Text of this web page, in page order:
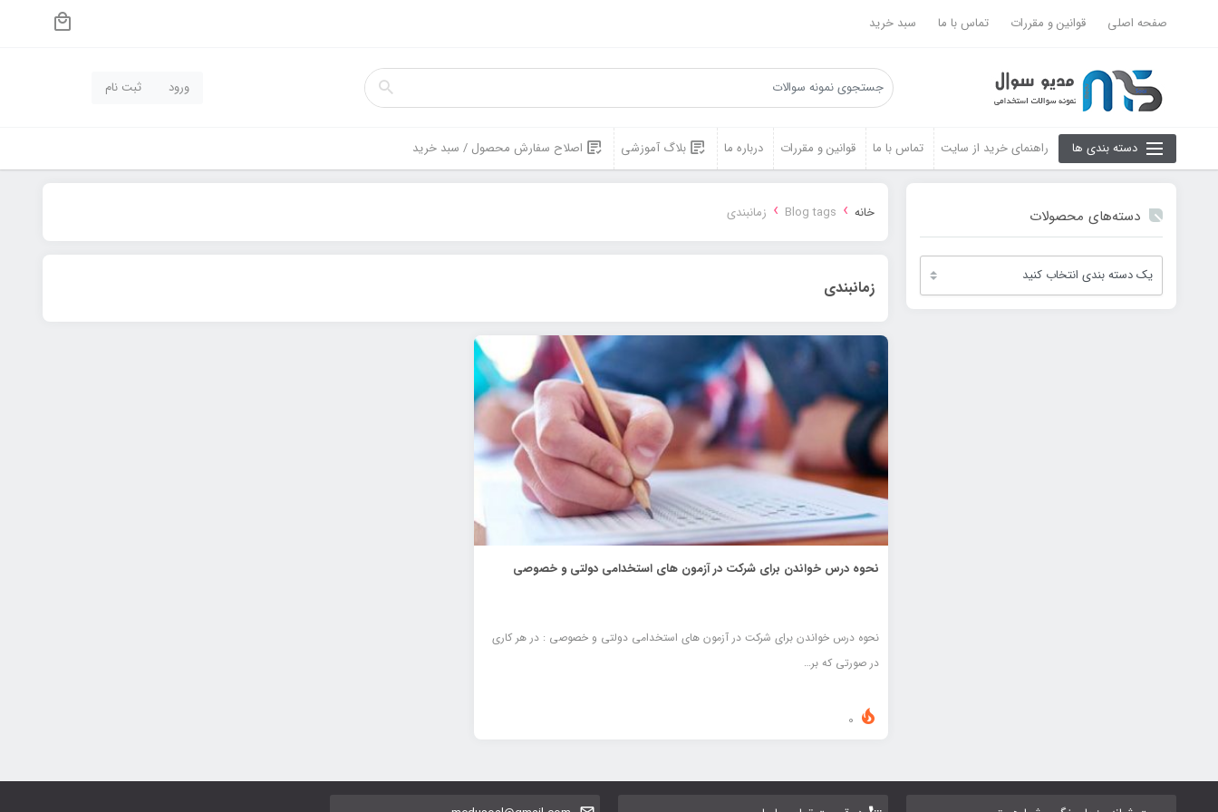
صفحه اصلی قوانین و مقررات تماس با ما سبد خرید
ورود ثبت نام
دسته بندی ها راهنمای خرید از سایت تماس با ما قوانین و مقررات درباره ما بلاگ آموزشی اصلاح سفارش محصول / سبد خرید
دسته‌های محصولات خانه ›
Blog tags
› زمانبندی
زمانبندی
نحوه درس خواندن برای شرکت در آزمون های استخدامی دولتی و خصوصی
نحوه درس خواندن برای شرکت در آزمون های استخدامی دولتی و خصوصی : در هر کاری
در صورتی که بر…